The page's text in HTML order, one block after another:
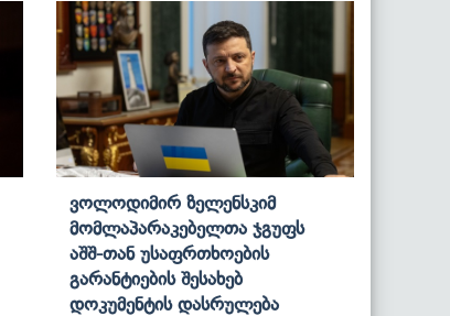
Ვოლოდიმირ Ზელენსკიმ
Მომლაპარაკებელთა Ჯგუფს
Აშშ-Თან Უსაფრთხოების
Გარანტიების Შესახებ
Დოკუმენტის Დასრულება